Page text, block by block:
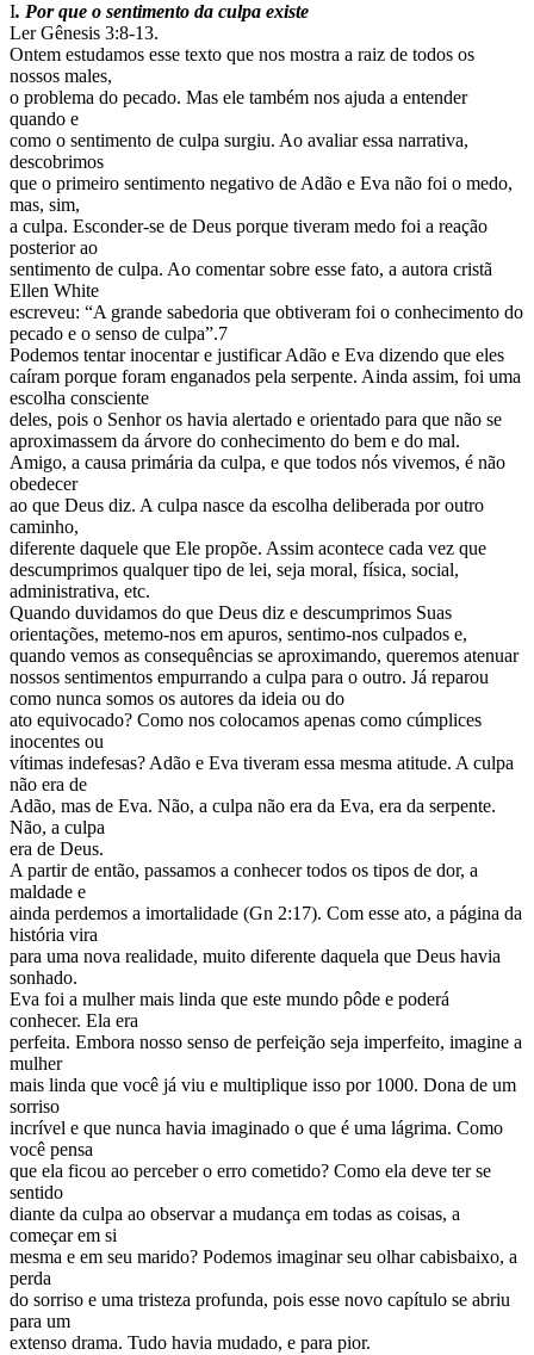
I. Por que o sentimento da culpa existe
Ler Gênesis 3:8-13.
Ontem estudamos esse texto que nos mostra a raiz de todos os
nossos males,
o problema do pecado. Mas ele também nos ajuda a entender
quando e
como o sentimento de culpa surgiu. Ao avaliar essa narrativa,
descobrimos
que o primeiro sentimento negativo de Adão e Eva não foi o medo,
mas, sim,
a culpa. Esconder-se de Deus porque tiveram medo foi a reação
posterior ao
sentimento de culpa. Ao comentar sobre esse fato, a autora cristã
Ellen White
escreveu: “A grande sabedoria que obtiveram foi o conhecimento do
pecado e o senso de culpa”.7
Podemos tentar inocentar e justificar Adão e Eva dizendo que eles
caíram porque foram enganados pela serpente. Ainda assim, foi uma
escolha consciente
deles, pois o Senhor os havia alertado e orientado para que não se
aproximassem da árvore do conhecimento do bem e do mal.
Amigo, a causa primária da culpa, e que todos nós vivemos, é não
obedecer
ao que Deus diz. A culpa nasce da escolha deliberada por outro
caminho,
diferente daquele que Ele propõe. Assim acontece cada vez que
descumprimos qualquer tipo de lei, seja moral, física, social,
administrativa, etc.
Quando duvidamos do que Deus diz e descumprimos Suas
orientações, metemo-nos em apuros, sentimo-nos culpados e,
quando vemos as consequências se aproximando, queremos atenuar
nossos sentimentos empurrando a culpa para o outro. Já reparou
como nunca somos os autores da ideia ou do
ato equivocado? Como nos colocamos apenas como cúmplices
inocentes ou
vítimas indefesas? Adão e Eva tiveram essa mesma atitude. A culpa
não era de
Adão, mas de Eva. Não, a culpa não era da Eva, era da serpente.
Não, a culpa
era de Deus.
A partir de então, passamos a conhecer todos os tipos de dor, a
maldade e
ainda perdemos a imortalidade (Gn 2:17). Com esse ato, a página da
história vira
para uma nova realidade, muito diferente daquela que Deus havia
sonhado.
Eva foi a mulher mais linda que este mundo pôde e poderá
conhecer. Ela era
perfeita. Embora nosso senso de perfeição seja imperfeito, imagine a
mulher
mais linda que você já viu e multiplique isso por 1000. Dona de um
sorriso
incrível e que nunca havia imaginado o que é uma lágrima. Como
você pensa
que ela ficou ao perceber o erro cometido? Como ela deve ter se
sentido
diante da culpa ao observar a mudança em todas as coisas, a
começar em si
mesma e em seu marido? Podemos imaginar seu olhar cabisbaixo, a
perda
do sorriso e uma tristeza profunda, pois esse novo capítulo se abriu
para um
extenso drama. Tudo havia mudado, e para pior.